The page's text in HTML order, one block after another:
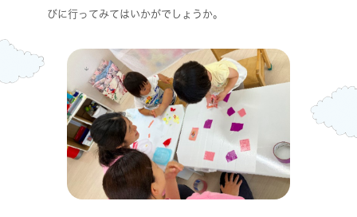
びに行ってみてはいかがでしょうか。